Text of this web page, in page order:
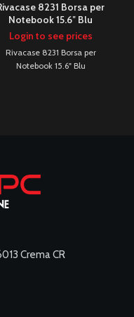
8231 Borsa per
Notebook 15.6″ Blu
Login to see prices
Rivacase 8231 Borsa per
Notebook 15.6" Blu
Crema CR